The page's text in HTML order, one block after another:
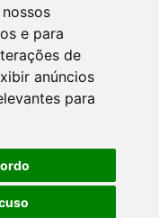
e para
de
anúncios
para
de Monsaraz
Fixa Nacional)
os direitos